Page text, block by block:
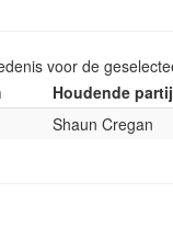
voor de
Houdende partij
Shaun Cregan